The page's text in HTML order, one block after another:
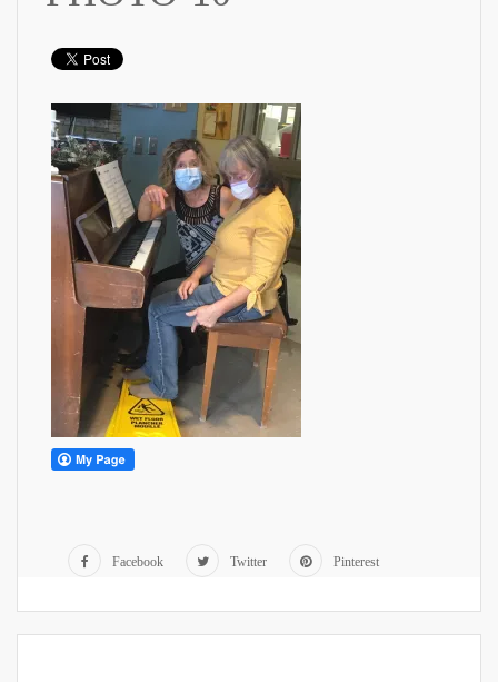
Facebook Twitter Pinterest